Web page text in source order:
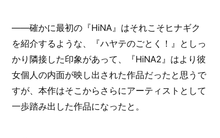
――確かに最初の『HiNA』はそれこそヒナギク
を紹介するような、『ハヤテのごとく！』としっ
かり隣接した印象があって、『HiNA2』はより彼
女個人の内面が映し出された作品だったと思うで
すが、本作はそこからさらにアーティストとして
一歩踏み出した作品になったと。